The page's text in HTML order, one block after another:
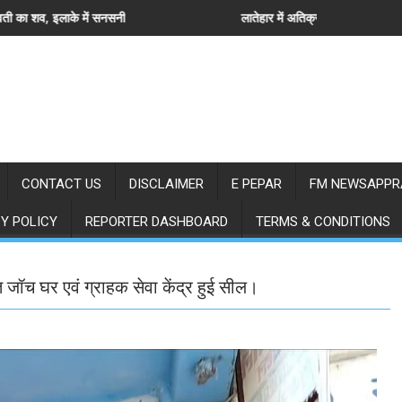
लातेहार में अतिक्रमण के खिलाफ नगर पंचायत की कार्रवाई, सब्जी विक्रेताओं से खाली
CONTACT US DISCLAIMER E PEPAR FM
POLICY REPORTER DASHBOARD TERMS & CONDITIONS
जॉच घर एवं ग्राहक सेवा केंद्र हुई सील।